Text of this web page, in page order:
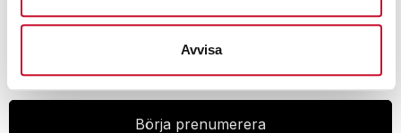
Avvisa
specialerbjudanden, rabatter och nyheter.